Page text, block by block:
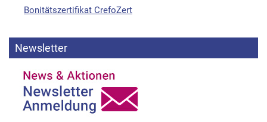
Bonitätszertifikat CrefoZert
Newsletter